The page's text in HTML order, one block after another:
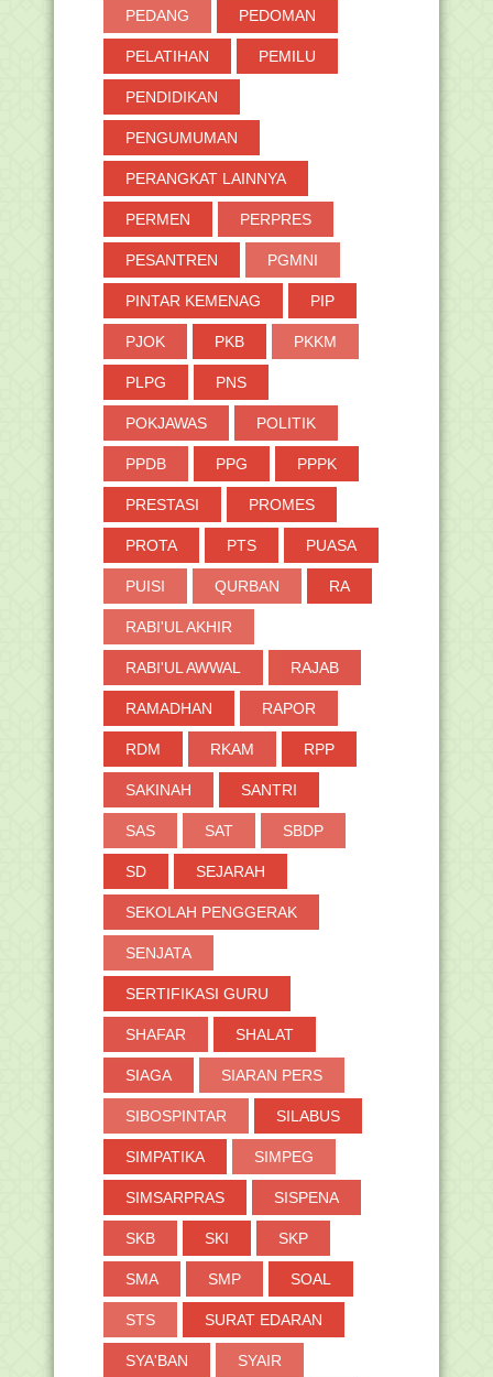
PEDANG PEDOMAN
PELATIHAN PEMILU
PENDIDIKAN
PENGUMUMAN
PERANGKAT LAINNYA
PERMEN PERPRES
PESANTREN PGMNI
PINTAR KEMENAG PIP
PJOK PKB PKKM
PLPG PNS
POKJAWAS POLITIK
PPDB PPG PPPK
PRESTASI PROMES
PROTA PTS PUASA
PUISI QURBAN RA
RABI'UL AKHIR
RABI'UL AWWAL RAJAB
RAMADHAN RAPOR
RDM RKAM RPP
SAKINAH SANTRI
SAS SAT SBDP
SD SEJARAH
SEKOLAH PENGGERAK
SENJATA
SERTIFIKASI GURU
SHAFAR SHALAT
SIAGA SIARAN PERS
SIBOSPINTAR SILABUS
SIMPATIKA SIMPEG
SIMSARPRAS SISPENA
SKB SKI SKP
SMA SMP SOAL
STS SURAT EDARAN
SYA'BAN SYAIR